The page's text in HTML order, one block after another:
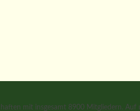
mit insgesamt 8900 Mitgliedern.